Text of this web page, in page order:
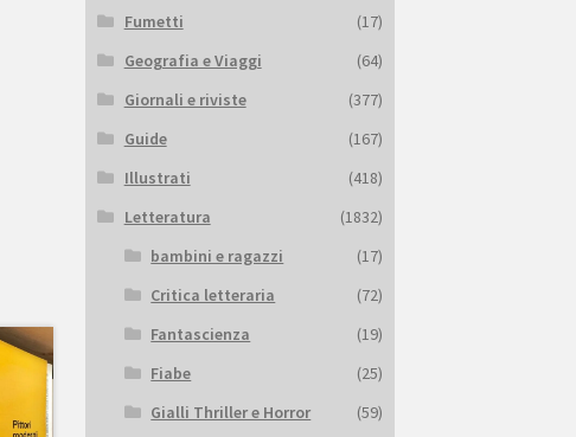
Fumetti
(17)
Geografia e Viaggi
(64)
Giornali e riviste
(377)
Guide
(167)
Illustrati
(418)
Letteratura
(1832)
bambini e ragazzi
(17)
Critica letteraria
(72)
Fantascienza
(19)
Fiabe
(25)
Gialli Thriller e Horror
(59)